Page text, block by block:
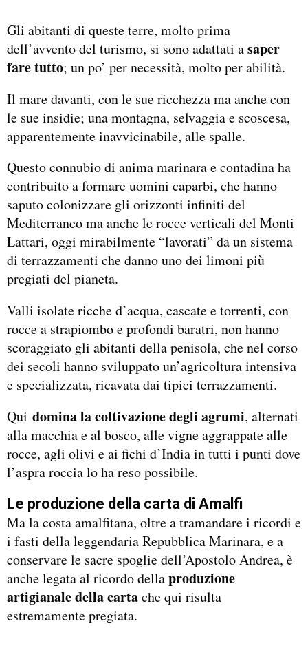
Gli abitanti di queste terre, molto prima
dell’avvento del turismo, si sono adattati asaper
fare tutto; un po’ per necessità, molto per abilità.
Il mare davanti, con le sue ricchezza ma anche con
le sue insidie; una montagna, selvaggia e scoscesa,
apparentemente inavvicinabile, alle spalle.
Questo connubio di anima marinara e contadina ha
contribuito a formare uomini caparbi, che hanno
saputo colonizzare gli orizzonti infiniti del
Mediterraneo ma anche le rocce verticali del Monti
Lattari, oggi mirabilmente “lavorati” da un sistema
di terrazzamenti che danno uno dei limoni più
pregiati del pianeta.
Valli isolate ricche d’acqua, cascate e torrenti, con
rocce a strapiombo e profondi baratri, non hanno
scoraggiato gli abitanti della penisola, che nel corso
dei secoli hanno sviluppato un’agricoltura intensiva
e specializzata, ricavata dai tipici terrazzamenti.
Qui domina la coltivazione degli agrumi, alternati
alla macchia e al bosco, alle vigne aggrappate alle
rocce, agli olivi e ai fichi d’India in tutti i punti dove
l’aspra roccia lo ha reso possibile.
Le produzione della carta di Amalfi
Ma la costa amalfitana, oltre a tramandare i ricordi e
i fasti della leggendaria Repubblica Marinara, e a
conservare le sacre spoglie dell’Apostolo Andrea, è
anche legata al ricordo dellaproduzione
artigianale della cartache qui risulta
estremamente pregiata.